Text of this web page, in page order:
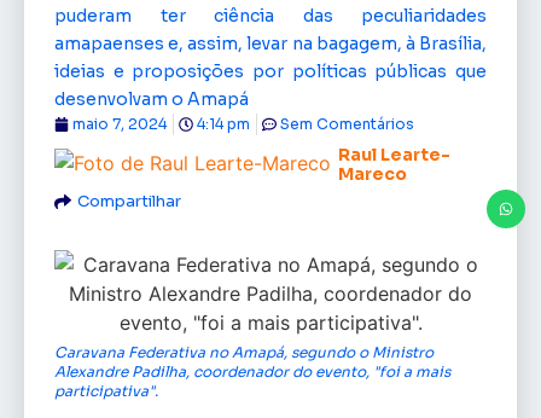
puderam ter ciência das peculiaridades
amapaenses e, assim, levar na bagagem, à Brasília,
ideias e proposições por políticas públicas que
desenvolvam o Amapá
Raul Learte-
Mareco
maio 7, 2024 4:14 pm Sem Comentários
Compartilhar
Caravana Federativa no Amapá, segundo o Ministro
Alexandre Padilha, coordenador do evento, "foi a mais
participativa".